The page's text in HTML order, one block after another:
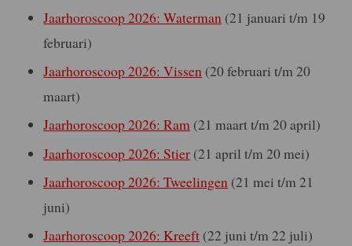
Jaarhoroscoop 2026: Waterman (21 januari t/m 19
februari)
Jaarhoroscoop 2026: Vissen (20 februari t/m 20
maart)
Jaarhoroscoop 2026: Ram (21 maart t/m 20 april)
Jaarhoroscoop 2026: Stier (21 april t/m 20 mei)
Jaarhoroscoop 2026: Tweelingen (21 mei t/m 21
juni)
Jaarhoroscoop 2026: Kreeft (22 juni t/m 22 juli)